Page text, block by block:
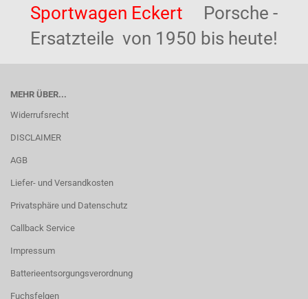
Sportwagen Eckert Porsche -
Ersatzteile von 1950 bis heute!
MEHR ÜBER...
Widerrufsrecht
DISCLAIMER
AGB
Liefer- und Versandkosten
Privatsphäre und Datenschutz
Callback Service
Impressum
Batterieentsorgungsverordnung
Fuchsfelgen